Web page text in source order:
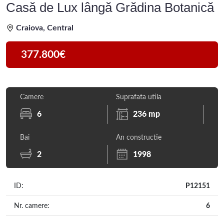
Casă de Lux lângă Grădina Botanică
Craiova, Central
377.800€
Camere
6
Suprafata utila
236 mp
Bai
2
An constructie
1998
ID: P12151
Nr. camere: 6